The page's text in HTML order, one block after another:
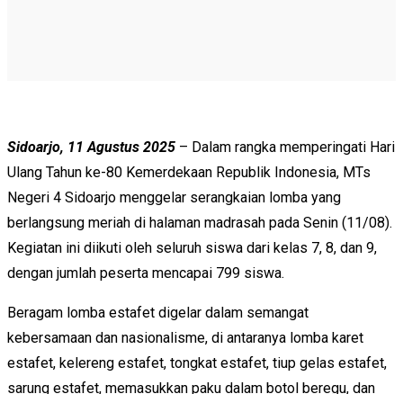
Sidoarjo, 11 Agustus 2025 – Dalam rangka memperingati Hari
Ulang Tahun ke-80 Kemerdekaan Republik Indonesia, MTs
Negeri 4 Sidoarjo menggelar serangkaian lomba yang
berlangsung meriah di halaman madrasah pada Senin (11/08).
Kegiatan ini diikuti oleh seluruh siswa dari kelas 7, 8, dan 9,
dengan jumlah peserta mencapai 799 siswa.
Beragam lomba estafet digelar dalam semangat
kebersamaan dan nasionalisme, di antaranya lomba karet
estafet, kelereng estafet, tongkat estafet, tiup gelas estafet,
sarung estafet, memasukkan paku dalam botol beregu, dan